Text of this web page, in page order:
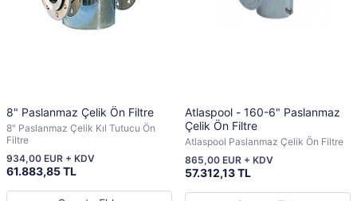
8" Paslanmaz Çelik Ön Filtre
8" Paslanmaz Çelik Kıl Tutucu Ön
Filtre
61.883,85 TL
934,00 EUR + KDV
Atlaspool - 160-6" Paslanmaz
Çelik Ön Filtre
Atlaspool Paslanmaz Çelik Ön Filtre
57.312,13 TL
865,00 EUR + KDV